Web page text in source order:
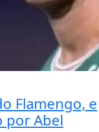
Flamengo, e
por Abel